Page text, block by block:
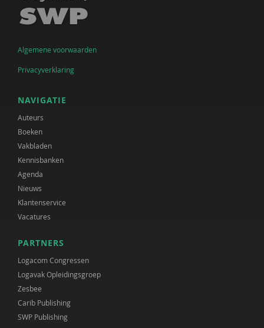
Algemene voorwaarden
Privacyverklaring
NAVIGATIE
Auteurs
Boeken
Vakbladen
Kennisbanken
Agenda
Nieuws
Klantenservice
Vacatures
PARTNERS
Logacom Congressen
Logavak Opleidingsgroep
Zesbee
Carib Publishing
SWP Publishing